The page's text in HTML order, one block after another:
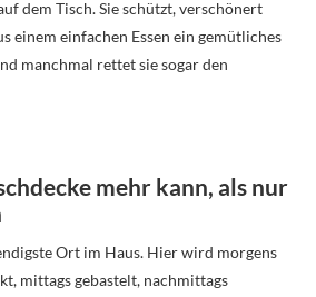
dem Tisch. Sie schützt, verschönert
einem einfachen Essen ein gemütliches
manchmal rettet sie sogar den
mehr kann, als nur
Ort im Haus. Hier wird morgens
mittags gebastelt, nachmittags